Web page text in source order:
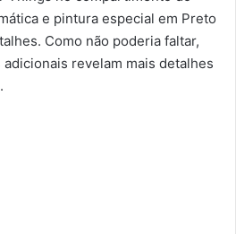
e pintura especial em Preto
Como não poderia faltar,
revelam mais detalhes